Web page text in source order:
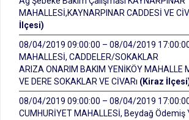
MAHALLESİ,KAYNARPINAR CADDESİ VE
İlçesi)
08/04/2019 09:00:00 – 08/04/2019
MAHALLESİ, CADDELER/SOKAKLAR
ARIZA ONARIM BAKIM YENİKÖY MAHALLE
VE DERE SOKAKLAR VE CİVARı (Kiraz
08/04/2019 09:00:00 – 08/04/2019
CUMHURİYET MAHALLESİ, Beydağ Ödemiş